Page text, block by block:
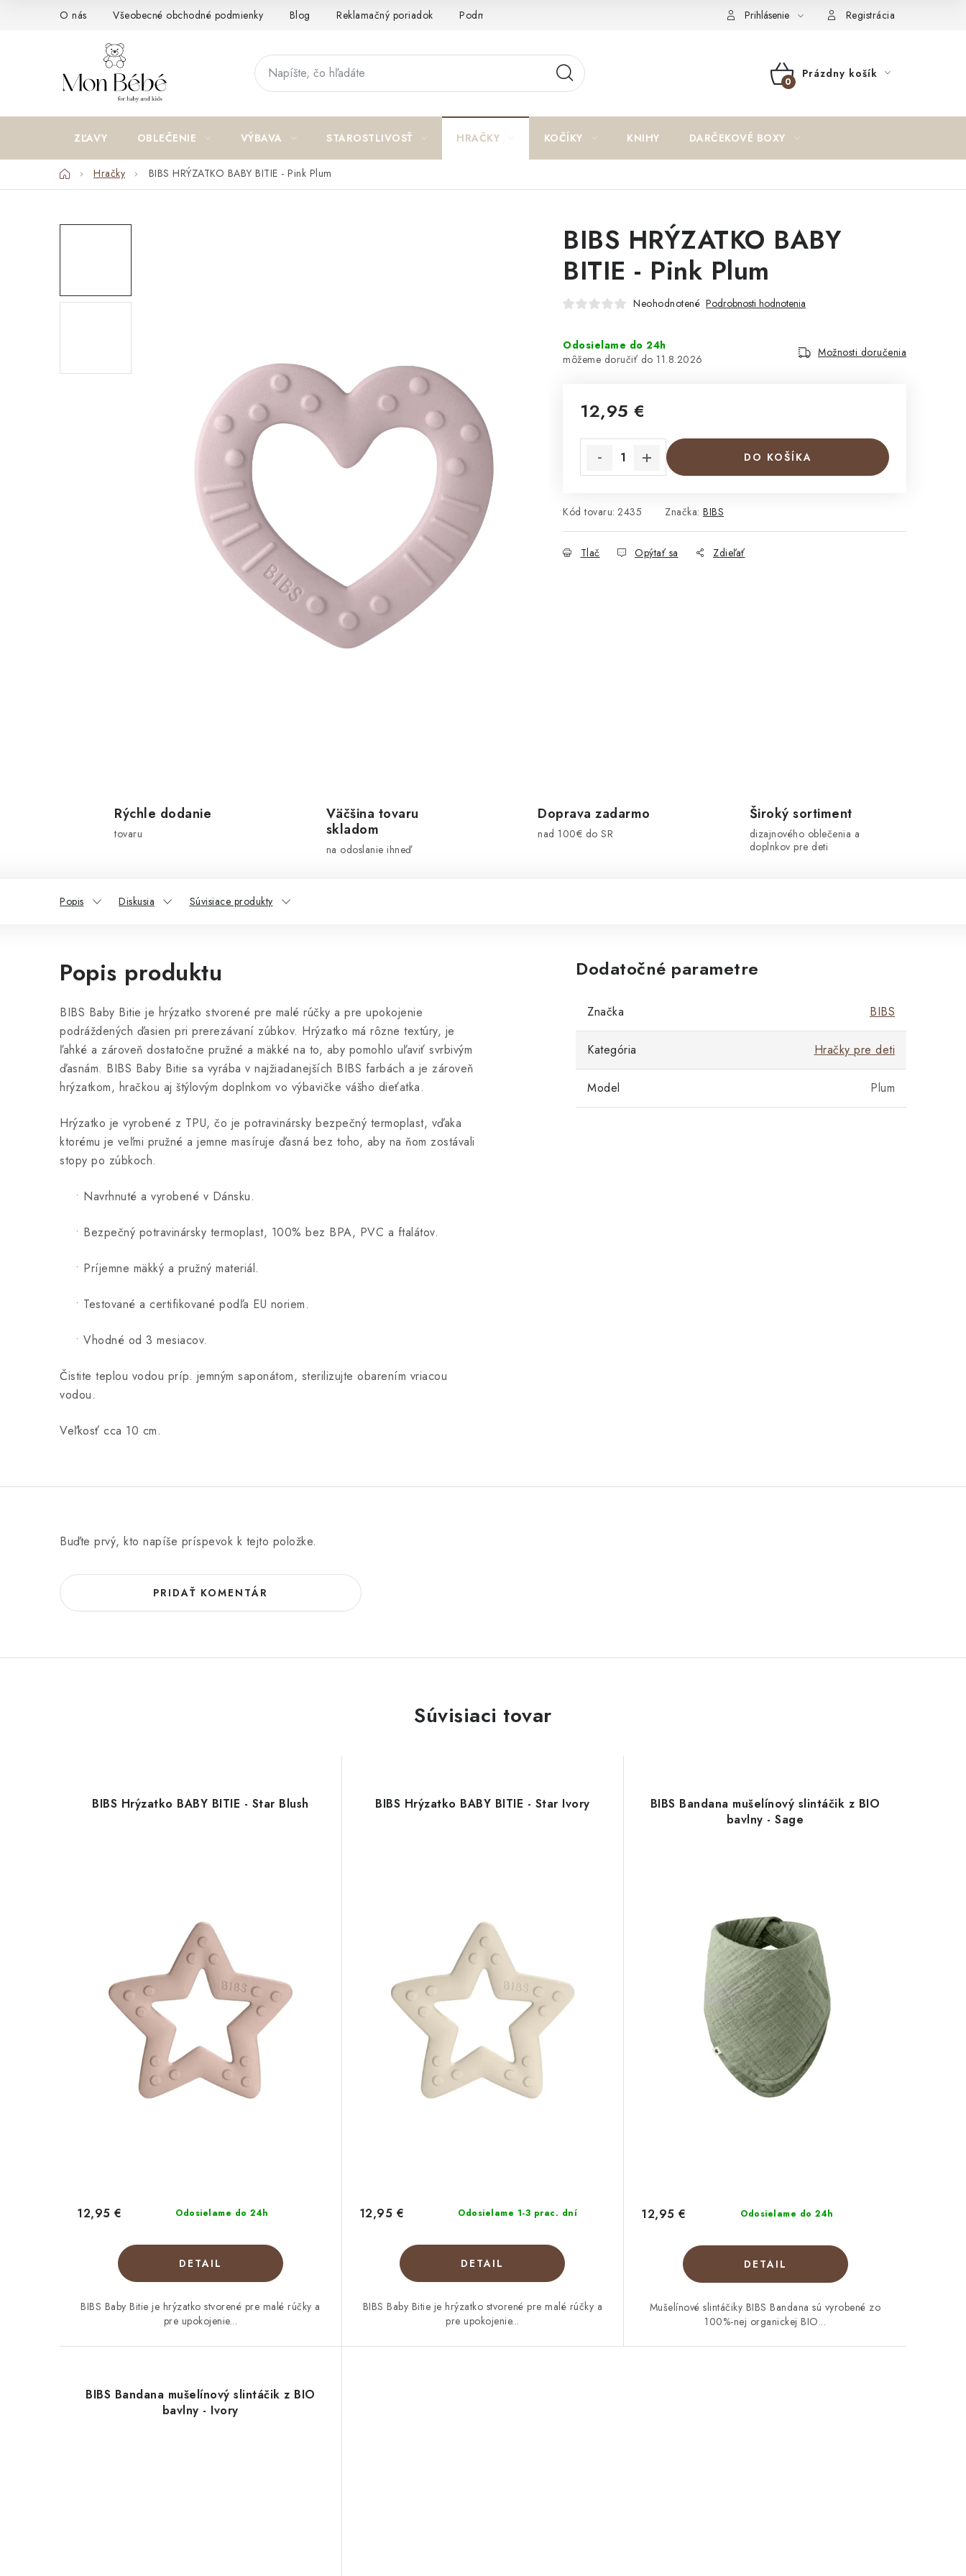
O nás Všeobecné obchodné podmienky Blog Reklamačný poriadok Podmienky ochrany osobných údajov a poučenie o cookies Formulár na odstúpenie od zmluvy
Prihlásenie Registrácia
NÁKUPNÝ
Prázdny košík
ZĽAVY OBLEČENIE VÝBAVA STAROSTLIVOSŤ HRAČKY KOČÍKY KNIHY DARČEKOVÉ BOXY
DomovHračky BIBS HRÝZATKO BABY BITIE - Pink Plum
BIBS HRÝZATKO BABY
BITIE - Pink Plum
Neohodnotené Podrobnosti hodnotenia
Odosielame do 24h
11.8.2026
Možnosti doručenia
12,95 €
DO KOŠÍKA
Kód tovaru: 2435 Značka: BIBS
Tlač Opýtať sa Zdieľať
Rýchle dodanie
tovaru
Väčšina tovaru
skladom
na odoslanie ihneď
Doprava zadarmo
nad 100€ do SR
Široký sortiment
dizajnového oblečenia a
doplnkov pre deti
Popis Diskusia Súvisiace produkty
Popis produktu
BIBS Baby Bitie je hrýzatko stvorené pre malé rúčky a pre upokojenie
podráždených ďasien pri prerezávaní zúbkov. Hrýzatko má rôzne textúry, je
ľahké a zároveň dostatočne pružné a mäkké na to, aby pomohlo uľaviť svrbivým
ďasnám. BIBS Baby Bitie sa vyrába v najžiadanejších BIBS farbách a je zároveň
hrýzatkom, hračkou aj štýlovým doplnkom vo výbavičke vášho dieťatka.
Hrýzatko je vyrobené z TPU, čo je potravinársky bezpečný termoplast, vďaka
ktorému je veľmi pružné a jemne masíruje ďasná bez toho, aby na ňom zostávali
stopy po zúbkoch.
• Navrhnuté a vyrobené v Dánsku.
• Bezpečný potravinársky termoplast, 100% bez BPA, PVC a ftalátov.
• Príjemne mäkký a pružný materiál.
• Testované a certifikované podľa EU noriem.
• Vhodné od 3 mesiacov.
Čistite teplou vodou príp. jemným saponátom, sterilizujte obarením vriacou
vodou.
Veľkosť cca 10 cm.
Dodatočné parametre
Značka BIBS
Kategória Hračky pre deti
Model Plum
Buďte prvý, kto napíše príspevok k tejto položke.
PRIDAŤ KOMENTÁR
Súvisiaci tovar
BIBS Hrýzatko BABY BITIE - Star Blush
Odosielame do 24h
12,95 €
DETAIL
BIBS Baby Bitie je hrýzatko stvorené pre malé rúčky a
pre upokojenie...
BIBS Hrýzatko BABY BITIE - Star Ivory
Odosielame 1-3 prac. dní
12,95 €
DETAIL
BIBS Baby Bitie je hrýzatko stvorené pre malé rúčky a
pre upokojenie...
BIBS Bandana mušelínový slintáčik z BIO
bavlny - Sage
Odosielame do 24h
12,95 €
DETAIL
Mušelínové slintáčiky BIBS Bandana sú vyrobené zo
100%-nej organickej BIO...
BIBS Bandana mušelínový slintáčik z BIO
bavlny - Ivory